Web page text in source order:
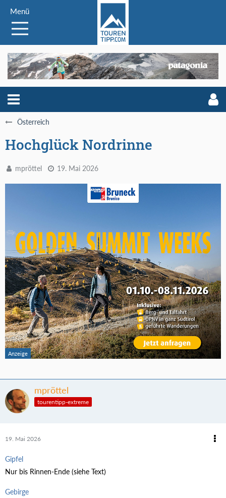
Menü
Österreich
Hochglück Nordrinne
mpröttel 19. Mai 2026
mpröttel
tourentipp-extreme
19. Mai 2026
Gipfel
Nur bis Rinnen-Ende (siehe Text)
Gebirge